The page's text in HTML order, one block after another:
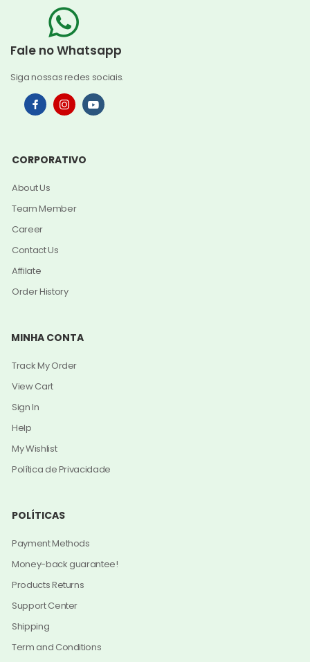
Fale no Whatsapp
Siga nossas redes sociais.
CORPORATIVO
About Us
Team Member
Career
Contact Us
Affilate
Order History
MINHA CONTA
Track My Order
View Cart
Sign In
Help
My Wishlist
Política de Privacidade
POLÍTICAS
Payment Methods
Money-back guarantee!
Products Returns
Support Center
Shipping
Term and Conditions